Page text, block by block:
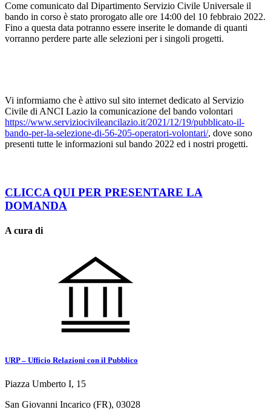
Come comunicato dal Dipartimento Servizio Civile Universale il
bando in corso è stato prorogato alle ore 14:00 del 10 febbraio 2022.
Fino a questa data potranno essere inserite le domande di quanti
vorranno perdere parte alle selezioni per i singoli progetti.
Vi informiamo che è attivo sul sito internet dedicato al Servizio
Civile di ANCI Lazio la comunicazione del bando volontari
https://www.serviziocivileancilazio.it/2021/12/19/pubblicato-il-
bando-per-la-selezione-di-56-205-operatori-volontari/, dove sono
presenti tutte le informazioni sul bando 2022 ed i nostri progetti.
CLICCA QUI PER PRESENTARE LA
DOMANDA
A cura di
URP – Ufficio Relazioni con il Pubblico
Piazza Umberto I, 15
San Giovanni Incarico (FR), 03028